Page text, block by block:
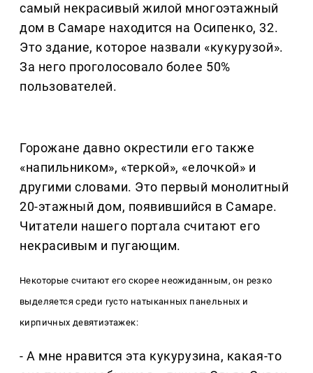
самый некрасивый жилой многоэтажный
дом в Самаре находится на Осипенко, 32.
Это здание, которое назвали «кукурузой».
За него проголосовало более 50%
пользователей.
Горожане давно окрестили его также
«напильником», «теркой», «елочкой» и
другими словами. Это первый монолитный
20-этажный дом, появившийся в Самаре.
Читатели нашего портала считают его
некрасивым и пугающим.
Некоторые считают его скорее неожиданным, он резко
выделяется среди густо натыканных панельных и
кирпичных девятиэтажек:
- А мне нравится эта кукурузина, какая-то